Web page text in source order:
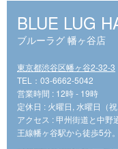
BLUE LUG
ブルーラグ 幡ヶ谷店
東京都渋谷区幡ヶ谷2-32-3
TEL：03-6662-5042
営業時間 : 12時 - 19時
定休日 : 火曜日, 水曜日（祝
アクセス : 甲州街道と中
王線幡ヶ谷駅から徒歩5分。